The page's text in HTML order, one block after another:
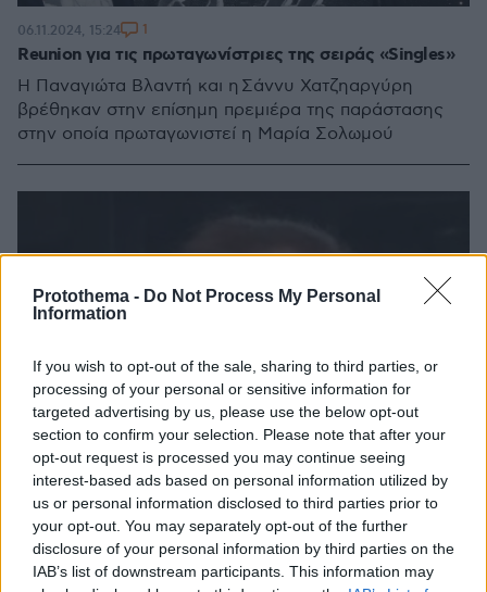
Protothema - Do Not Process My Personal
Information
If you wish to opt-out of the sale, sharing to third parties, or
processing of your personal or sensitive information for
targeted advertising by us, please use the below opt-out
section to confirm your selection. Please note that after your
opt-out request is processed you may continue seeing
interest-based ads based on personal information utilized by
us or personal information disclosed to third parties prior to
your opt-out. You may separately opt-out of the further
disclosure of your personal information by third parties on the
IAB’s list of downstream participants. This information may
Reunion για τις πρωταγωνίστριες της σειράς «Singles»
Η Παναγιώτα Βλαντή και η Σάννυ Χατζηαργύρη
βρέθηκαν στην επίσημη πρεμιέρα της παράστασης
στην οποία πρωταγωνιστεί η Μαρία Σολωμού
06.11.2024, 15:24 1